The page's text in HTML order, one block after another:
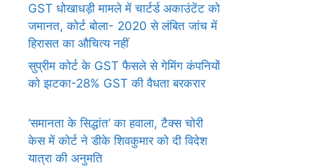
GST धोखाधड़ी मामले में चार्टर्ड अकाउंटेंट को
जमानत, कोर्ट बोला- 2020 से लंबित जांच में
हिरासत का औचित्य नहीं
सुप्रीम कोर्ट के GST फैसले से गेमिंग कंपनियों
को झटका-28% GST की वैधता बरकरार
‘समानता के सिद्धांत’ का हवाला, टैक्स चोरी
केस में कोर्ट ने डीके शिवकुमार को दी विदेश
यात्रा की अनुमति